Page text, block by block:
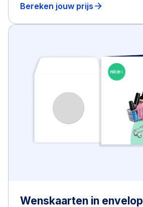
Bereken jouw prijs arrow_forward
Wenskaarten in envelop